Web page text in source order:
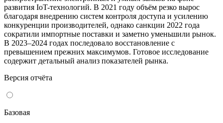
развития IoT-технологий. В 2021 году объём резко вырос
благодаря внедрению систем контроля доступа и усилению
конкуренции производителей, однако санкции 2022 года
сократили импортные поставки и заметно уменьшили рынок.
В 2023–2024 годах последовало восстановление с
превышением прежних максимумов. Готовое исследование
содержит детальный анализ показателей рынка.
Версия отчёта
Базовая